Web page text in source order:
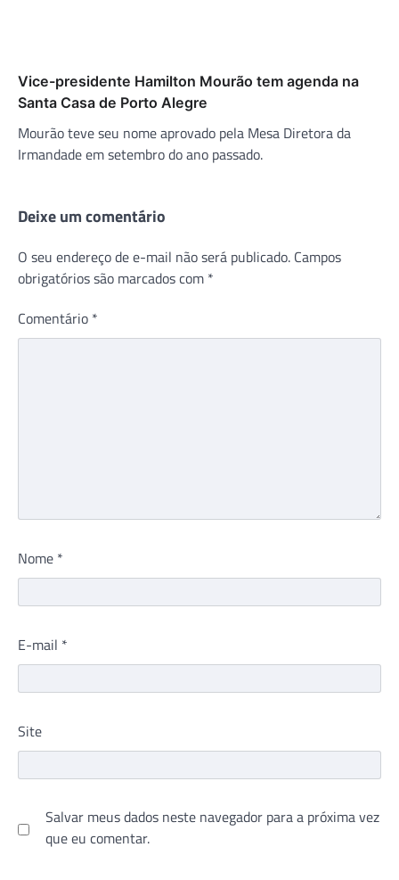
Vice-presidente Hamilton Mourão tem agenda na
Santa Casa de Porto Alegre
Mourão teve seu nome aprovado pela Mesa Diretora da
Irmandade em setembro do ano passado.
Deixe um comentário
O seu endereço de e-mail não será publicado. Campos
obrigatórios são marcados com *
Comentário *
Nome *
E-mail *
Site
Salvar meus dados neste navegador para a próxima vez
que eu comentar.